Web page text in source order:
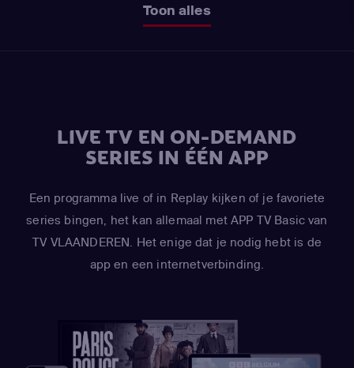
Toon alles
LIVE TV EN ON-DEMAND
SERIES IN ÉÉN APP
Een programma live of in Replay kijken of je favoriete
series bingen, het kan allemaal met APP TV Basic van
TV VLAANDEREN. Het enige dat je nodig hebt is de
app en een internetverbinding.